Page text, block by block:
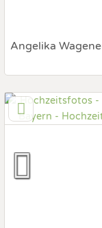
Angelika
Art des Shootings:
Hochzeits
Fotobox mit